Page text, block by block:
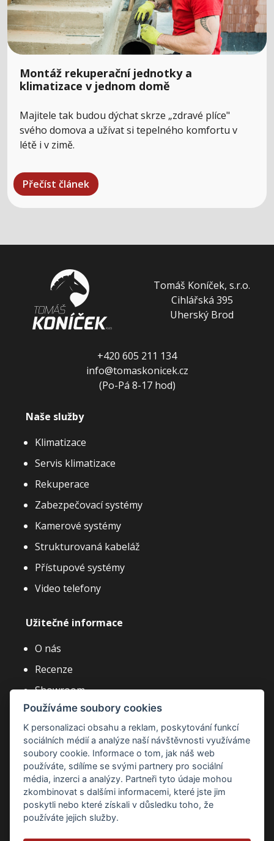
Montáž rekuperační jednotky a
klimatizace v jednom domě
Majitele tak budou dýchat skrze „zdravé plíce"
svého domova a užívat si tepelného komfortu v
létě i v zimě.
Přečíst článek
Naše služby
Klimatizace
Servis klimatizace
Rekuperace
Zabezpečovací systémy
Kamerové systémy
Strukturovaná kabeláž
Přístupové systémy
Video telefony
Užitečné informace
O nás
Recenze
Showroom
Články a novinky
Často kladené dotazy
Kariéra
Tomáš Koníček, s.r.o.
Cihlářská 395
Uherský Brod
+420 605 211 134
info@tomaskonicek.cz
(Po-Pá 8-17 hod)
Zásady ochrany osobních údajů
Používáme soubory cookies
K personalizaci obsahu a reklam, poskytování funkcí
sociálních médií a analýze naší návštěvnosti využíváme
soubory cookie. Informace o tom, jak náš web
používáte, sdílíme se svými partnery pro sociální
média, inzerci a analýzy. Partneři tyto údaje mohou
zkombinovat s dalšími informacemi, které jste jim
poskytli nebo které získali v důsledku toho, že
používáte jejich služby.